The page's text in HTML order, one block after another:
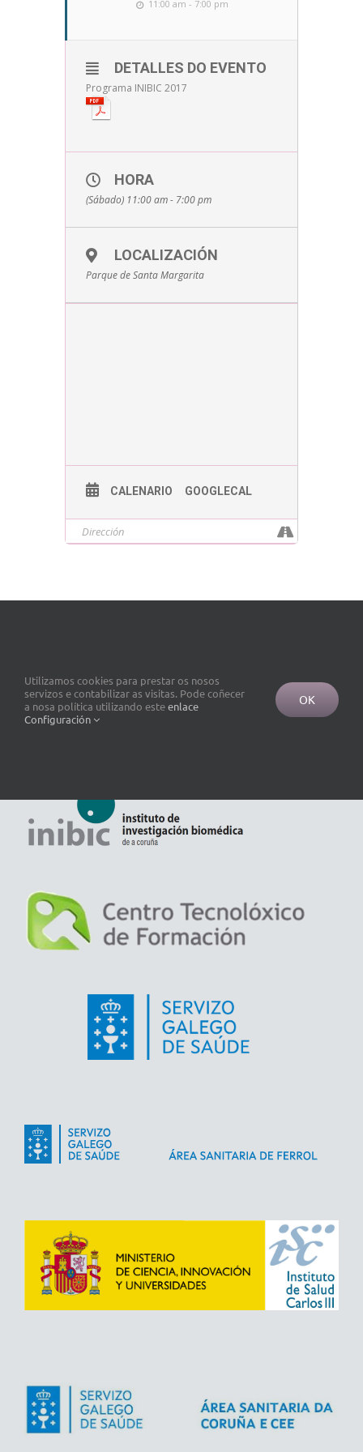
11:00 am - 7:00 pm
DETALLES DO EVENTO
Programa INIBIC 2017
HORA
(Sábado) 11:00 am - 7:00 pm
LOCALIZACIÓN
Parque de Santa Margarita
CALENARIO GOOGLECAL
Utilizamos cookies para prestar os nosos
servizos e contabilizar as visitas. Pode coñecer
a nosa política utilizando esteenlace
Configuración
OK